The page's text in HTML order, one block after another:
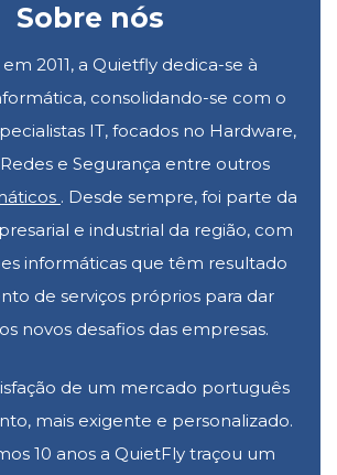
Sobre nós
2011, a Quietfly dedica-se à
consolidando-se com o
IT, focados no Hardware,
e Segurança entre outros
. Desde sempre, foi parte da
e industrial da região, com
informáticas que têm resultado
de serviços próprios para dar
novos desafios das empresas.
de um mercado português
mais exigente e personalizado.
10 anos a QuietFly traçou um